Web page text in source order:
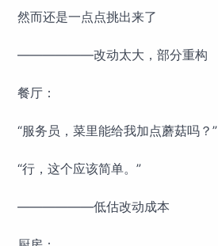
然而还是一点点挑出来了
——————改动太大，部分重构
餐厅：
“服务员，菜里能给我加点蘑菇吗？”
“行，这个应该简单。”
——————低估改动成本